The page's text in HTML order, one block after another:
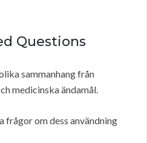
Questions
sammanhang från
medicinska ändamål.
frågor om dess användning